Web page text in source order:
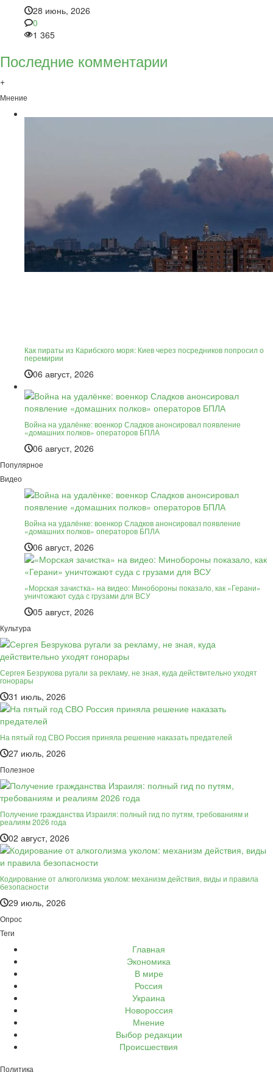
28 июнь, 2026
0
1 365
Последние комментарии
+
Мнение
Как пираты из Карибского моря: Киев через посредников попросил о
перемирии
06 август, 2026
Война на удалёнке: военкор Сладков анонсировал появление
«домашних полков» операторов БПЛА
06 август, 2026
Популярное
Видео
Война на удалёнке: военкор Сладков анонсировал появление
«домашних полков» операторов БПЛА
06 август, 2026
«Морская зачистка» на видео: Минобороны показало, как «Герани»
уничтожают суда с грузами для ВСУ
05 август, 2026
Культура
Сергея Безрукова ругали за рекламу, не зная, куда действительно уходят
гонорары
31 июль, 2026
На пятый год СВО Россия приняла решение наказать предателей
27 июль, 2026
Полезное
Получение гражданства Израиля: полный гид по путям, требованиям и
реалиям 2026 года
02 август, 2026
Кодирование от алкоголизма уколом: механизм действия, виды и правила
безопасности
29 июль, 2026
Опрос
Теги
Главная
Экономика
В мире
Россия
Украина
Новороссия
Мнение
Выбор редакции
Происшествия
Политика